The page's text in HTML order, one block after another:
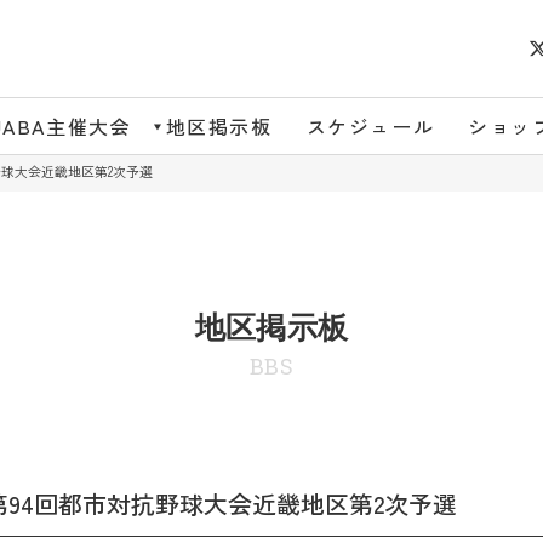
主催大会 地区掲示板 スケジュール ショッ
大会近畿地区第2次予選
地区掲示板
BBS
回都市対抗野球大会近畿地区第2次予選